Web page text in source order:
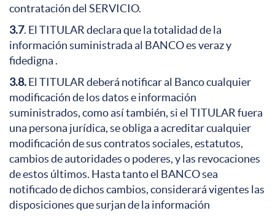
contratación del SERVICIO.
3.7. El TITULAR declara que la totalidad de la
información suministrada al BANCO es veraz y
fidedigna .
3.8.El TITULAR deberá notificar al Banco cualquier
modificación de los datos e información
suministrados, como así también, si el TITULAR fuera
una persona jurídica, se obliga a acreditar cualquier
modificación de sus contratos sociales, estatutos,
cambios de autoridades o poderes, y las revocaciones
de estos últimos. Hasta tanto el BANCO sea
notificado de dichos cambios, considerará vigentes las
disposiciones que surjan de la información